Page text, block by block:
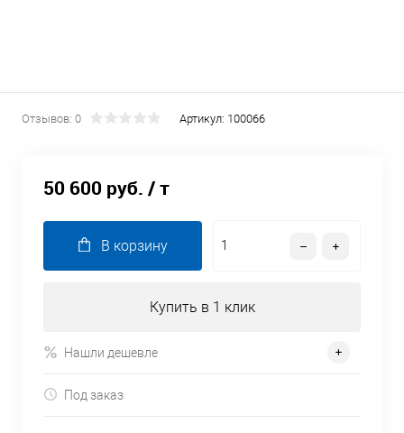
Отзывов: 0 Артикул: 100066
50 600 руб. / т
В корзину
Купить в 1 клик
Нашли дешевле
Под заказ